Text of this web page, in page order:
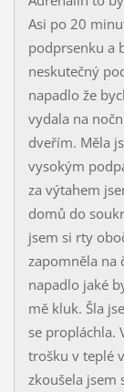
Asi po 20
podprsenku a
neskutečný
napadlo že
vydala na
dveřím. Měla
vysokým
za výtahem
domů do
jsem si rty
zapomněla na
napadlo jaké
mě kluk. Šla
se propláchla.
trošku v teplé
zkoušela jsem